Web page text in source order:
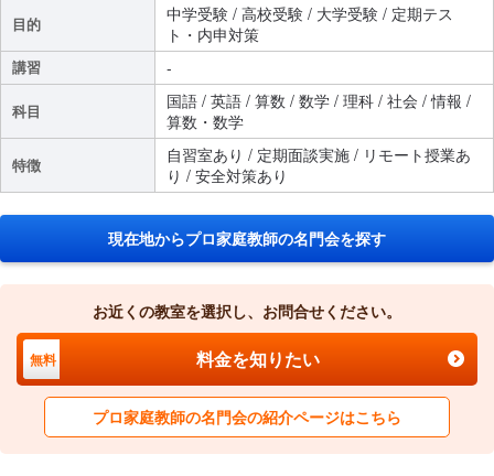
目的
中学受験 / 高校受験 / 大学受験 / 定期テス
ト・内申対策
講習 -
科目
国語 / 英語 / 算数 / 数学 / 理科 / 社会 / 情報 /
算数・数学
特徴
自習室あり / 定期面談実施 / リモート授業あ
り / 安全対策あり
現在地からプロ家庭教師の名門会を探す
お近くの教室を選択し、お問合せください。
無料 料金を知りたい
プロ家庭教師の名門会の紹介ページはこちら